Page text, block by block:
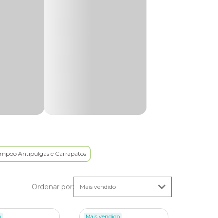
mau
Antipulgas e Carrapatos
Ordenar por:
Mais vendido